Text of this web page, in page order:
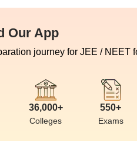
Our App
journey for JEE / NEET
36,000+
Colleges
550+
Exams